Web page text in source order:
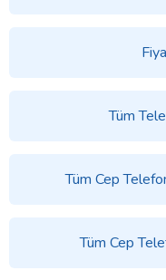
Tüm
Tüm Cep
Tüm Cep